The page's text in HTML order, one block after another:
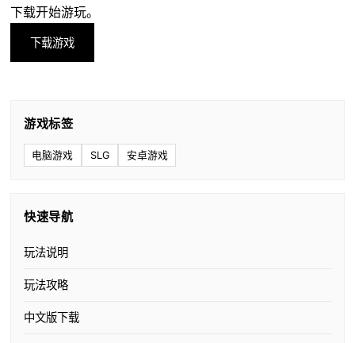
下载开始游玩。
下载游戏
游戏标签
电脑游戏 SLG 安卓游戏
快速导航
玩法说明
玩法攻略
中文版下载